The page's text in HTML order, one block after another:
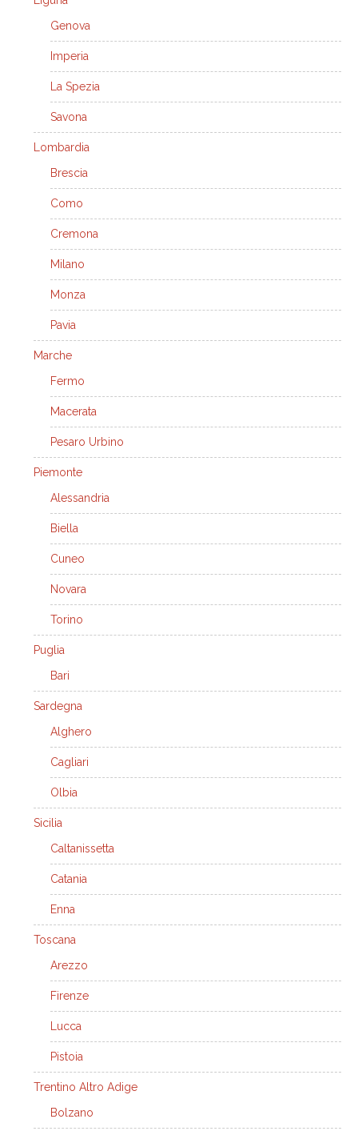
Genova
Imperia
La Spezia
Savona
Lombardia
Brescia
Como
Cremona
Milano
Monza
Pavia
Marche
Fermo
Macerata
Pesaro Urbino
Piemonte
Alessandria
Biella
Cuneo
Novara
Torino
Puglia
Bari
Sardegna
Alghero
Cagliari
Olbia
Sicilia
Caltanissetta
Catania
Enna
Toscana
Arezzo
Firenze
Lucca
Pistoia
Trentino Altro Adige
Bolzano